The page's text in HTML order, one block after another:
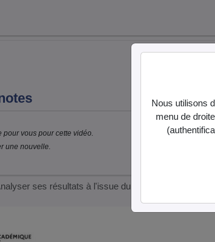
pour vous pour cette vidéo.
une nouvelle.
ses résultats à l'issue du…
Nous utilisons
menu de